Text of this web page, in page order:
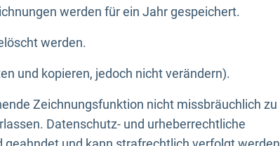
werden für ein Jahr gespeichert.
werden.
und kopieren, jedoch nicht verändern).
Zeichnungsfunktion nicht missbräuchlich zu
Datenschutz- und urheberrechtliche